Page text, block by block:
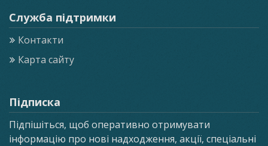
Служба підтримки
Контакти
Карта сайту
Підписка
Підпішіться, щоб оперативно отримувати
інформацію про нові надходження, акції, спеціальні